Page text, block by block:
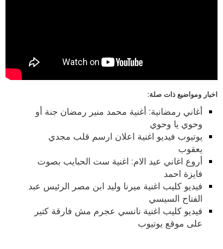
اخبار ومواضيع ذات صلة:
أغاني رمضانية: أغنية محمد منير رمضان جنة أو
وحوي يا وحوي
يوتيوب فيديو اغنية اعلان ارسم قلب مجدي
يعقوب
أروع اغاني عيد الام: اغنية ست الحبايب بصوت
فايزة احمد
فيديو كليب اغنية ميرنا وليد ابن مصر الرئيس عبد
الفتاح السيسي
فيديو كليب اغنية نانسي عجرم مش فارقة كتير
على موقع يوتيوب